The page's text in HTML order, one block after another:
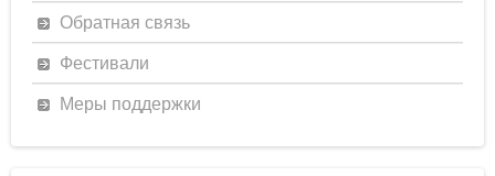
Обратная связь
Фестивали
Меры поддержки